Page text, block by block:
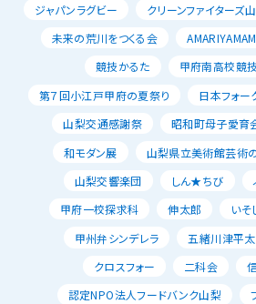
ジャパンラグビー
クリーンファイターズ
未来の荒川をつくる会
競技かるた
甲府南高校競
第７回小江戸甲府の夏祭り
日本フォー
山梨交通感謝祭
昭和町母子愛育
和モダン展
山梨県立美術館芸術
山梨交響楽団
しん★ちび
甲府一校探求科
伸太郎
い
甲州弁シンデレラ
五緒川津平太
クロスフォー
二科会
認定NPO法人フードバンク山梨